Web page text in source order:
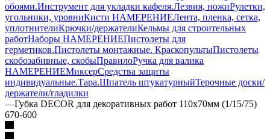
обоями.Инструмент для укладки кафеля.Лезвия, ножиРулетки,
угольники, уровниКисти НАМЕРЕНИЕЛента, пленка, сетка,
уплотнителиКрючки/держателиКельмы для строительных
работНаборы НАМЕРЕНИЕПистолеты для
герметиков.Пистолеты монтажные. КраскопультыПистолеты
скобозабивные, скобыПравилоРучка для валика
НАМЕРЕНИЕМиксерСредства защиты
индивидуальные.Тара.Шпатель штукатурныйТерочные доски/
держатели/гладилки
—Губка DECOR для декоративных работ 110х70мм (1/15/75)
670-600